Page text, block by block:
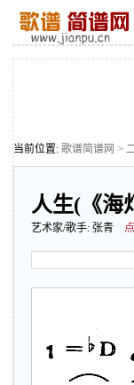
当前位置: 歌谱简谱网 >
人生(《海
艺术家/歌手: 张青